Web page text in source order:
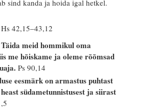
sind kanda ja hoida igal hetkel.
42,15–43,12
Täida meid hommikul oma
me hõiskame ja oleme rõõmsad
Ps 90,14
eesmärk on armastus puhtast
südametunnistusest ja siirast